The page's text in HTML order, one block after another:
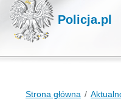
Policja.pl
Strona główna